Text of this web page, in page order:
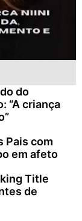
do
“A criança
Pais com
em afeto
Title
de